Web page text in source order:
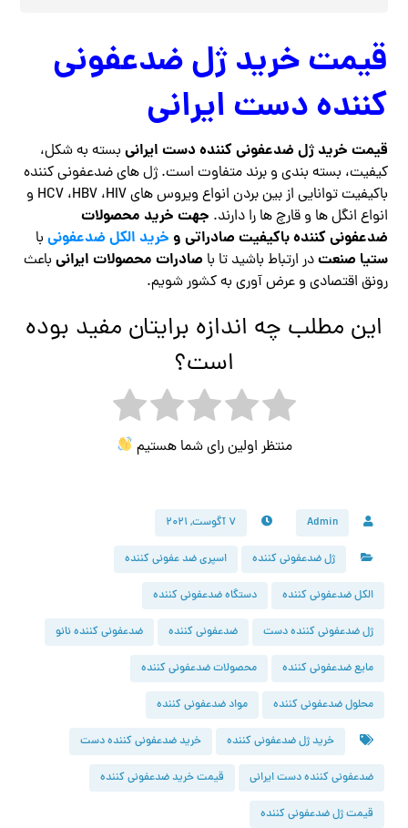
قیمت خرید ژل ضدعفونی
کننده دست ایرانی
قیمت خرید ژل ضدعفونی کننده دست ایرانی بسته به شکل،
کیفیت، بسته بندی و برند متفاوت است. ژل های ضدعفونی کننده
باکیفیت توانایی از بین بردن انواع ویروس های HCV ،HBV ،HIV و
انواع انگل ها و قارچ ها را دارند. جهت خرید محصولات
ضدعفونی کننده باکیفیت صادراتی و خرید الکل ضدعفونی با
ستیا صنعتدر ارتباط باشید تا با صادرات محصولات ایرانی باعث
رونق اقتصادی و عرض آوری به کشور شویم.
این مطلب چه اندازه برایتان مفید بوده
است؟
منتظر اولین رای شما هستیم
Admin ۷ آگوست, ۲۰۲۱
ژل ضدعفونی کننده اسپری ضد عفونی کننده
الکل ضدعفونی کننده دستگاه ضدعفونی کننده
ژل ضدعفونی کننده دست ضدعفونی کننده ضدعفونی کننده نانو
مایع ضدعفونی کننده محصولات ضدعفونی کننده
محلول ضدعفونی کننده مواد ضدعفونی کننده
خرید ژل ضدعفونی کننده خرید ضدعفونی کننده دست
ضدعفونی کننده دست ایرانی قیمت خرید ضدعفونی کننده
قیمت ژل ضدعفونی کننده